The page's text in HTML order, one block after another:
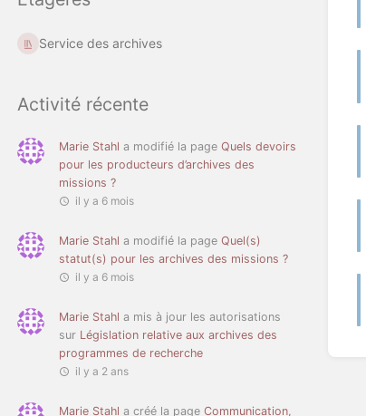
Service des archives
Activité récente
Marie Stahl a modifié la page Quels devoirs
pour les producteurs d’archives des
missions ?
il y a 6 mois
Marie Stahl a modifié la page Quel(s)
statut(s) pour les archives des missions ?
il y a 6 mois
Marie Stahl a mis à jour les autorisations
sur Législation relative aux archives des
programmes de recherche
il y a 2 ans
Marie Stahl a créé la page Communication,